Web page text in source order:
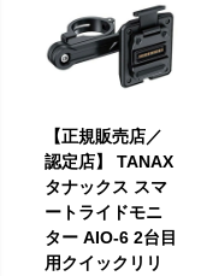
【正規販売店／
認定店】 TANAX
タナックス スマ
ートライドモニ
ター AIO-6 2台目
用クイックリリ